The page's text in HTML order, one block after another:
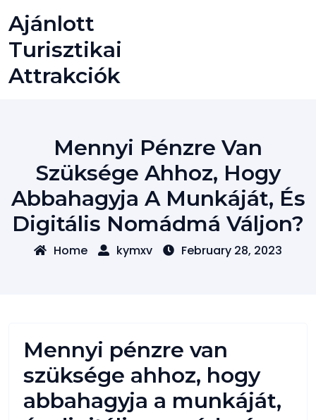
to
content
Ajánlott
Turisztikai
Attrakciók
Mennyi Pénzre Van
Szüksége Ahhoz, Hogy
Abbahagyja A Munkáját, És
Digitális Nomádmá Váljon?
Home kymxv February 28, 2023
Mennyi pénzre van
szüksége ahhoz, hogy
abbahagyja a munkáját,